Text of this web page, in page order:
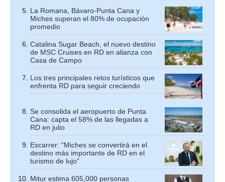
La Romana, Bávaro-Punta Cana y
Miches superan el 80% de ocupación
promedio
Catalina Sugar Beach, el nuevo destino
de MSC Cruises en RD en alianza con
Casa de Campo
Los tres principales retos turísticos que
enfrenta RD para seguir creciendo
Se consolida el aeropuerto de Punta
Cana: capta el 58% de las llegadas a
RD en julio
Escarrer: “Miches se convertirá en el
destino más importante de RD en el
turismo de lujo”
Mitur estima 605,000 personas